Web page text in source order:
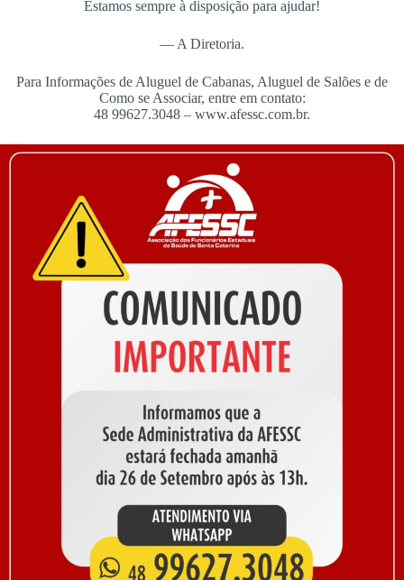
Estamos sempre à disposição para ajudar!
— A Diretoria.
Para Informações de Aluguel de Cabanas, Aluguel de Salões e de
Como se Associar, entre em contato:
48 99627.3048 – www.afessc.com.br.